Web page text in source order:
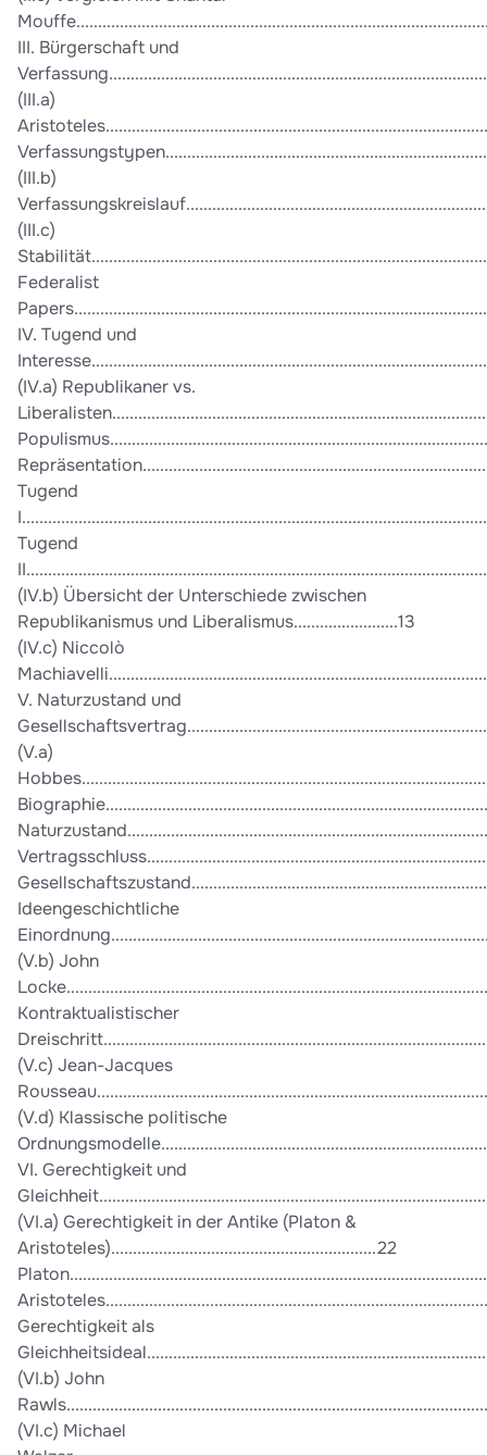
III. Bürgerschaft und
(III.a)
(III.b)
(III.c)
Federalist
IV. Tugend und
(IV.a) Republikaner vs.
Tugend
Tugend
(IV.b) Übersicht der Unterschiede zwischen
Republikanismus und Liberalismus........................13
(IV.c) Niccolò
V. Naturzustand und
(V.a)
Ideengeschichtliche
(V.b) John
Kontraktualistischer
(V.c) Jean-Jacques
(V.d) Klassische politische
VI. Gerechtigkeit und
(VI.a) Gerechtigkeit in der Antike (Platon &
Aristoteles).............................................................22
Gerechtigkeit als
(VI.b) John
(VI.c) Michael